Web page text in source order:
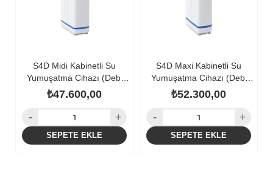
S4D Midi Kabinetli Su
Yumuşatma Cihazı (Debi
Kontrollü)
₺47.600,00
SEPETE EKLE
S4D Maxi Kabinetli Su
Yumuşatma Cihazı (Debi
Kontrollü)
₺52.300,00
SEPETE EKLE